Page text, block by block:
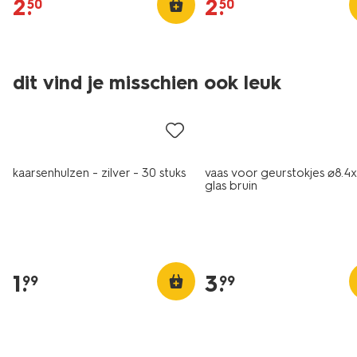
2.
50 2.
50
dit vind je misschien ook leuk
kaarsenhulzen - zilver - 30 stuks
1.
99
vaas voor geurstokjes
glas bruin
3.
99